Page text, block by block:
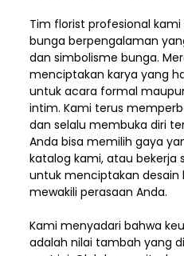
Tim florist profesional
bunga berpengalaman
dan simbolisme bunga.
menciptakan karya yang
untuk acara formal
intim. Kami terus
dan selalu membuka diri
Anda bisa memilih gaya
katalog kami, atau bekerja
untuk menciptakan
mewakili perasaan Anda.
Kami menyadari bahwa
adalah nilai tambah yang